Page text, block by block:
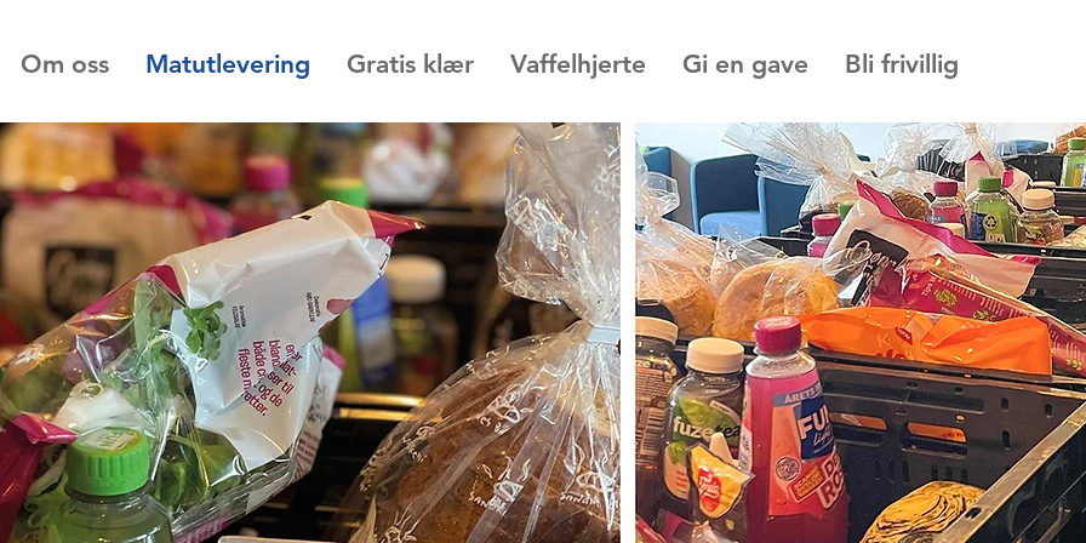
Om oss Matutlevering Gratis klær Vaffelhjerte Gi en gave Bli frivillig